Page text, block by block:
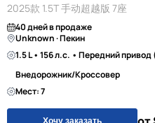
2025款 1.5T 手动超越版 7座
40 дней в продаже
Unknown · Пекин
1.5 L • 156 л.с. • Передний
Внедорожник/Кроссовер
Мест: 7
Хочу заказать